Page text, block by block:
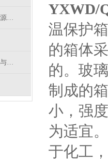
影响热电偶不稳定性主要来源是什么呢
一文读懂：安徽天康热电偶与安徽天康热电阻的核心区别
YXWD/
温保护
的箱体
的。玻
制成的
小，强
为适宜
于化工